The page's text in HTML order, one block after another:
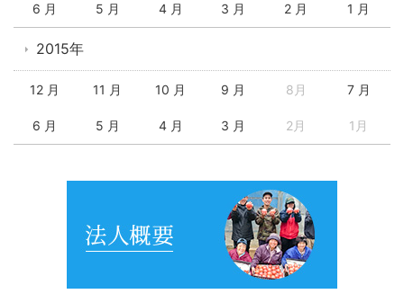
6 月 5 月 4 月 3 月 2 月 1 月
2015年
12 月 11 月 10 月 9 月 8月 7 月
6 月 5 月 4 月 3 月 2月 1月